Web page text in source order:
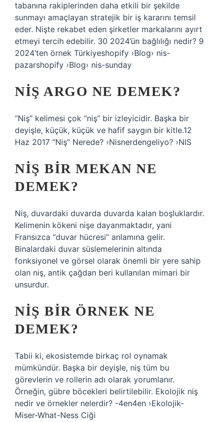
tabanına rakiplerinden daha etkili bir şekilde
sunmayı amaçlayan stratejik bir iş kararını temsil
eder. Nişte rekabet eden şirketler markalarını ayırt
etmeyi tercih edebilir. 30 2024’ün bağlılığı nedir? 9
2024’ten örnek Türkiyeshopify ›Blog› nis-
pazarshopify ›Blog› nis-sunday
NIŞ ARGO NE DEMEK?
“Niş” kelimesi çok “niş” bir izleyicidir. Başka bir
deyişle, küçük, küçük ve hafif saygın bir kitle.12
Haz 2017 “Niş” Nerede? ›Nisnerdengeliyo? ›NIS
NIŞ BIR MEKAN NE
DEMEK?
Niş, duvardaki duvarda duvarda kalan boşluklardır.
Kelimenin kökeni nişe dayanmaktadır, yani
Fransızca “duvar hücresi” anlamına gelir.
Binalardaki duvar süslemelerinin altında
fonksiyonel ve görsel olarak önemli bir yere sahip
olan niş, antik çağdan beri kullanılan mimari bir
unsurdur.
NIŞ BIR ÖRNEK NE
DEMEK?
Tabii ki, ekosistemde birkaç rol oynamak
mümkündür. Başka bir deyişle, niş tüm bu
görevlerin ve rollerin adı olarak yorumlanır.
Örneğin, gübre böcekleri belirtilebilir. Ekolojik niş
nedir ve örnekler nelerdir? -4en4en ›Ekolojik-
Miser-What-Ness Ciği